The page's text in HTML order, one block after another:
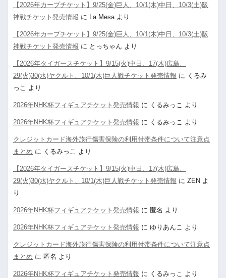
【2026年カープチケット】9/25(金)巨人、10/1(木)中日、10/3(土)阪
神戦チケット発売情報 に La Mesa より
【2026年カープチケット】9/25(金)巨人、10/1(木)中日、10/3(土)阪
神戦チケット発売情報 に とっちゃん より
【2026年タイガースチケット】9/15(火)中日、17(木)広島、
29(火)30(水)ヤクルト、10/1(木)巨人戦チケット発売情報 に くるみ
っこ より
2026年NHK杯フィギュアチケット発売情報 に くるみっこ より
2026年NHK杯フィギュアチケット発売情報 に くるみっこ より
クレジットカード海外旅行傷害保険の利用付帯条件について注意点
まとめ に くるみっこ より
【2026年タイガースチケット】9/15(火)中日、17(木)広島、
29(火)30(水)ヤクルト、10/1(木)巨人戦チケット発売情報 に ZEN よ
り
2026年NHK杯フィギュアチケット発売情報 に 匿名 より
2026年NHK杯フィギュアチケット発売情報 に ゆりあんこ より
クレジットカード海外旅行傷害保険の利用付帯条件について注意点
まとめ に 匿名 より
2026年NHK杯フィギュアチケット発売情報 に くるみっこ より